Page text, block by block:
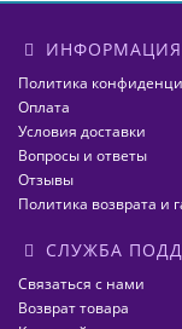
ИНФОРМАЦИЯ
Политика
Оплата
Условия доставки
Вопросы и ответы
Отзывы
Политика возврата и
СЛУЖБА
Связаться с нами
Возврат товара